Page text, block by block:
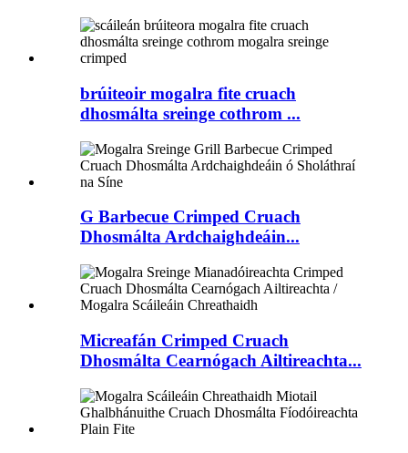
brúiteoir mogalra fite cruach
dhosmálta sreinge cothrom ...
G Barbecue Crimped Cruach
Dhosmálta Ardchaighdeáin...
Micreafán Crimped Cruach
Dhosmálta Cearnógach Ailtireachta...